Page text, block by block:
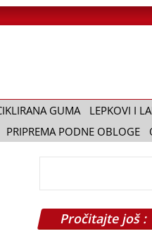
GUMA
LEPKOVI I
PRIPREMA PODNE OBLOGE
Pročitajte još :